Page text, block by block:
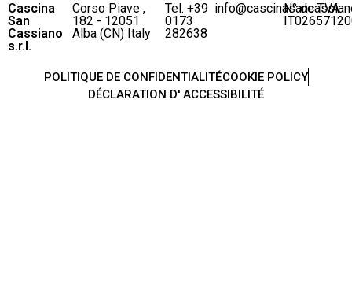
Cascina
San
Cassiano
s.r.l.
Corso Piave ,
182 - 12051
Alba (CN) Italy
Tel. +39
0173
282638
N° de TVA
POLITIQUE DE CONFIDENTIALITÉCOOKIE POLICY
DÉCLARATION D' ACCESSIBILITÉ